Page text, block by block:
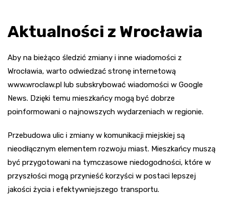
Aktualności z Wrocławia
Aby na bieżąco śledzić zmiany i inne wiadomości z
Wrocławia, warto odwiedzać stronę internetową
www.wroclaw.pl lub subskrybować wiadomości w Google
News. Dzięki temu mieszkańcy mogą być dobrze
poinformowani o najnowszych wydarzeniach w regionie.
Przebudowa ulic i zmiany w komunikacji miejskiej są
nieodłącznym elementem rozwoju miast. Mieszkańcy muszą
być przygotowani na tymczasowe niedogodności, które w
przyszłości mogą przynieść korzyści w postaci lepszej
jakości życia i efektywniejszego transportu.